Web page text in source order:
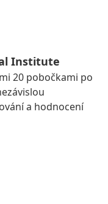
Institute
20 pobočkami po
a hodnocení